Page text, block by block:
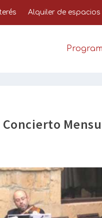
Alquiler de espacios
Concierto